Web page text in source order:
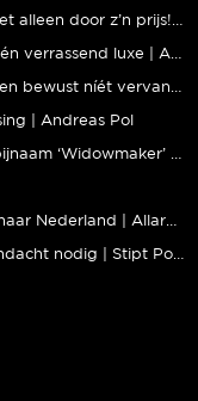
| Andreas Pol